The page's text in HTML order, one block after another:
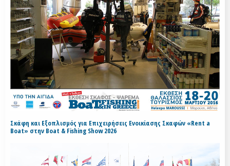
Σκάφη και Εξοπλισμός για Επιχειρήσεις Ενοικίασης Σκαφών «Rent a
Boat» στην Boat & Fishing Show 2026